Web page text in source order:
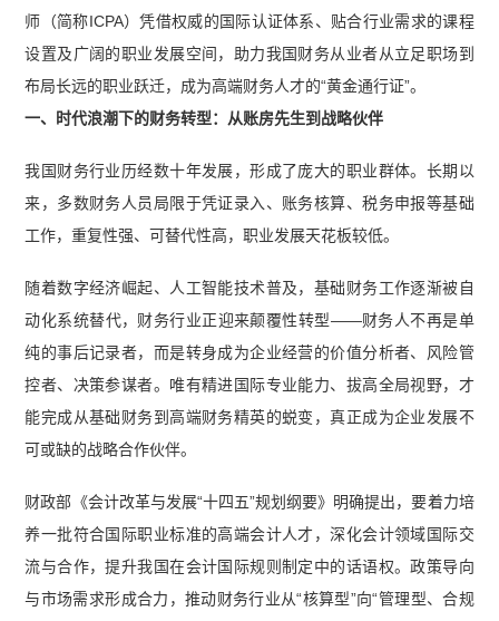
师（简称ICPA）凭借权威的国际认证体系、贴合行业需求的课程
设置及广阔的职业发展空间，助力我国财务从业者从立足职场到
布局长远的职业跃迁，成为高端财务人才的“黄金通行证”。
一、时代浪潮下的财务转型：从账房先生到战略伙伴
我国财务行业历经数十年发展，形成了庞大的职业群体。长期以
来，多数财务人员局限于凭证录入、账务核算、税务申报等基础
工作，重复性强、可替代性高，职业发展天花板较低。
随着数字经济崛起、人工智能技术普及，基础财务工作逐渐被自
动化系统替代，财务行业正迎来颠覆性转型——财务人不再是单
纯的事后记录者，而是转身成为企业经营的价值分析者、风险管
控者、决策参谋者。唯有精进国际专业能力、拔高全局视野，才
能完成从基础财务到高端财务精英的蜕变，真正成为企业发展不
可或缺的战略合作伙伴。
财政部《会计改革与发展“十四五”规划纲要》明确提出，要着力培
养一批符合国际职业标准的高端会计人才，深化会计领域国际交
流与合作，提升我国在会计国际规则制定中的话语权。政策导向
与市场需求形成合力，推动财务行业从“核算型”向“管理型、合规